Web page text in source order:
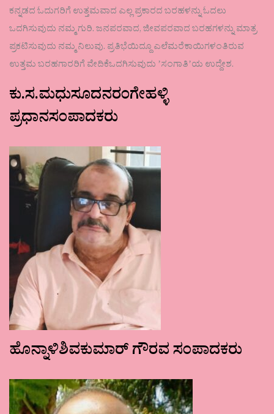
ಕನ್ನಡದ ಓದುಗರಿಗೆ ಉತ್ತಮವಾದ ಎಲ್ಲ ಪ್ರಕಾರದ ಬರಹಳನ್ನು ಓದಲು
ಒದಗಿಸುವುದು ನಮ್ಮ ಗುರಿ. ಜನಪರವಾದ, ಜೀವಪರವಾದ ಬರಹಗಳನ್ನು ಮಾತ್ರ
ಪ್ರಕಟಿಸುವುದು ನಮ್ಮ ನಿಲುವು. ಪ್ರತಿಭೆಯಿದ್ದೂ ಎಲೆಮರೆಕಾಯಿಗಳಂತಿರುವ
ಉತ್ತಮ ಬರಹಗಾರರಿಗೆ ವೇದಿಕೆಒದಗಿಸುವುದು ʼಸಂಗಾತಿʼಯ ಉದ್ದೇಶ.
ಕು.ಸ.ಮಧುಸೂದನರಂಗೇಹಳ್ಳಿ
ಪ್ರಧಾನಸಂಪಾದಕರು
ಹೊನ್ನಾಳಿಶಿವಕುಮಾರ್ ಗೌರವ ಸಂಪಾದಕರು